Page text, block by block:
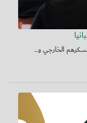
الخارجي و...